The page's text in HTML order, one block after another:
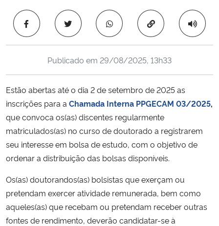
Ministério da Cidadania
Ministério da Saúde
Ministério de Minas e Energia
Ministério da Ciência, Tecnologia, Inovações e Comunicações
Ministério do Meio Ambiente
Ministério do Turismo
Controladoria-Geral da União
Ministério da Mulher, da Família e dos Direitos Humanos
Copiar para área
Publicado em 29/08/2025, 13h33
Estão abertas até o dia 2 de setembro de 2025 as
inscrições para a Chamada Interna PPGECAM 03/2025,
que convoca os(as) discentes regularmente
matriculados(as) no curso de doutorado a registrarem
seu interesse em bolsa de estudo, com o objetivo de
ordenar a distribuição das bolsas disponíveis.
Os(as) doutorandos(as) bolsistas que exerçam ou
pretendam exercer atividade remunerada, bem como
aqueles(as) que recebam ou pretendam receber outras
fontes de rendimento, deverão candidatar-se à